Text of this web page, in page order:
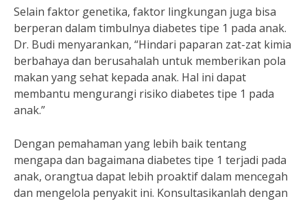
Selain faktor genetika, faktor lingkungan juga bisa
berperan dalam timbulnya diabetes tipe 1 pada anak.
Dr. Budi menyarankan, “Hindari paparan zat-zat kimia
berbahaya dan berusahalah untuk memberikan pola
makan yang sehat kepada anak. Hal ini dapat
membantu mengurangi risiko diabetes tipe 1 pada
anak.”
Dengan pemahaman yang lebih baik tentang
mengapa dan bagaimana diabetes tipe 1 terjadi pada
anak, orangtua dapat lebih proaktif dalam mencegah
dan mengelola penyakit ini. Konsultasikanlah dengan